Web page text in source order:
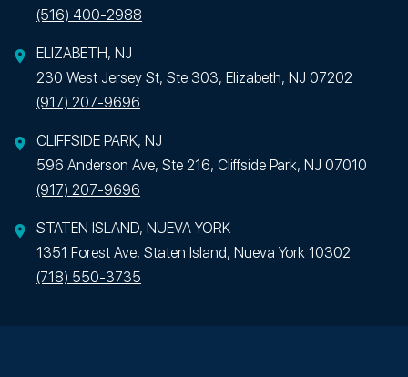
(516) 400-2988
ELIZABETH, NJ
230 West Jersey St, Ste 303, Elizabeth, NJ 07202
(917) 207-9696
CLIFFSIDE PARK, NJ
596 Anderson Ave, Ste 216, Cliffside Park, NJ 07010
(917) 207-9696
STATEN ISLAND, NUEVA YORK
1351 Forest Ave, Staten Island, Nueva York 10302
(718) 550-3735